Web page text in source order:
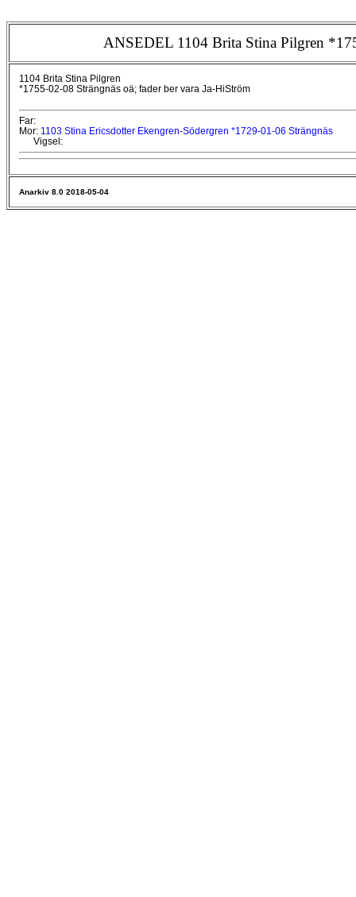
ANSEDEL 1104 Brita Stina Pilgren
1104 Brita Stina Pilgren
*1755-02-08 Strängnäs oä; fader ber vara Ja-HiStröm
Far:
Mor: 1103 Stina Ericsdotter Ekengren-Södergren *1729-01-06 Strängnäs
Vigsel:
Anarkiv 8.0 2018-05-04